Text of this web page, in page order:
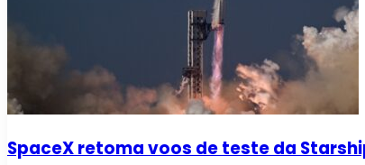
SpaceX retoma voos de teste da